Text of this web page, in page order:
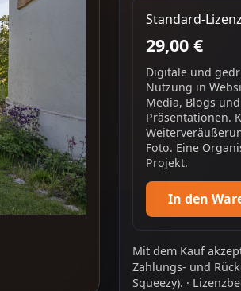
Standard-Lizenz
29,00 €
Digitale und
Nutzung in
Media, Blogs und
Präsentationen.
Foto. Eine
Projekt.
In den
Mit dem Kauf
Zahlungs- und
Squeezy). ·